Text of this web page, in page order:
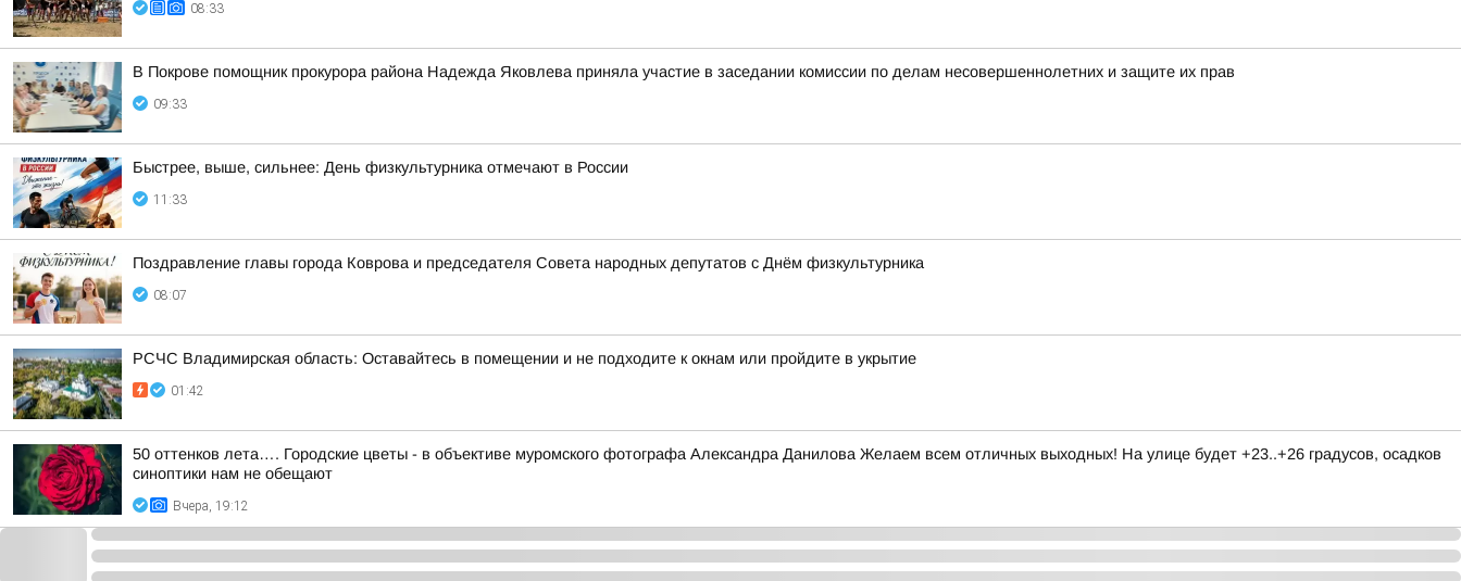
08:33
В Покрове помощник прокурора района Надежда Яковлева приняла участие в заседании комиссии по делам несовершеннолетних и защите их прав
09:33
Быстрее, выше, сильнее: День физкультурника отмечают в России
11:33
Поздравление главы города Коврова и председателя Совета народных депутатов с Днём физкультурника
08:07
РСЧС Владимирская область: Оставайтесь в помещении и не подходите к окнам или пройдите в укрытие
01:42
50 оттенков лета…. Городские цветы - в объективе муромского фотографа Александра Данилова Желаем всем отличных выходных! На улице будет +23..+26 градусов, осадков
синоптики нам не обещают
Вчера, 19:12